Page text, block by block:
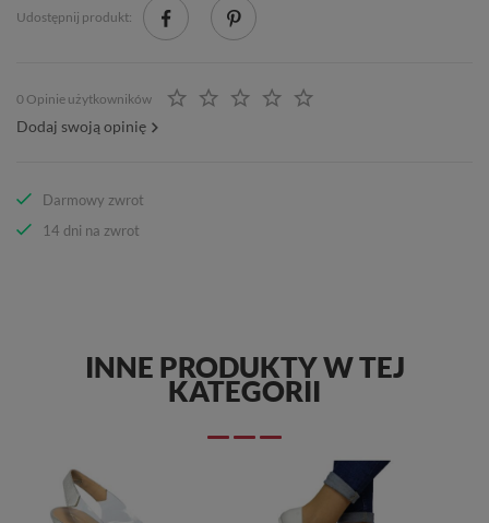
Udostępnij produkt:
0 Opinie użytkowników
Dodaj swoją opinię
Darmowy zwrot
14 dni na zwrot
INNE PRODUKTY W TEJ
KATEGORII